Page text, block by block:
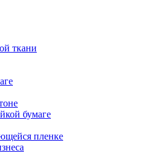
ткани
бумаге
пленке